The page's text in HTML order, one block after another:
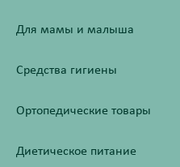
Для мамы и малыша
Средства гигиены
Ортопедические товары
Диетическое питание